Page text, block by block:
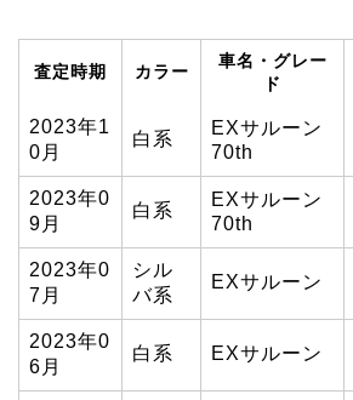
査定時期 カラー
車名・グレー
ド
2023年1
0月
白系
EXサルーン
70th
2023年0
9月
白系
EXサルーン
70th
2023年0
7月
シル
バ系
EXサルーン
2023年0
6月
白系 EXサルーン